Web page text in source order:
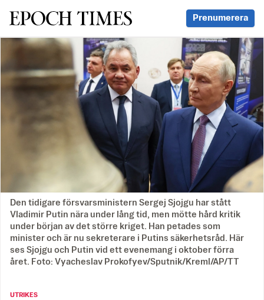
Svenska Epoch Times Prenumerera
Den tidigare försvarsministern Sergej Sjojgu har stått
Vladimir Putin nära under lång tid, men mötte hård kritik
under början av det större kriget. Han petades som
minister och är nu sekreterare i Putins säkerhetsråd. Här
ses Sjojgu och Putin vid ett evenemang i oktober förra
året. Foto: Vyacheslav Prokofyev/Sputnik/Kreml/AP/TT
UTRIKES